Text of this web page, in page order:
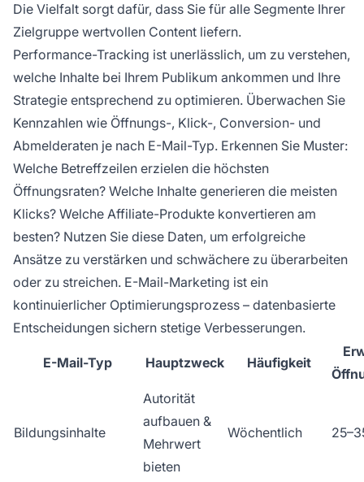
Die Vielfalt sorgt dafür, dass Sie für alle Segmente Ihrer
Zielgruppe wertvollen Content liefern.
Performance-Tracking ist unerlässlich, um zu verstehen,
welche Inhalte bei Ihrem Publikum ankommen und Ihre
Strategie entsprechend zu optimieren. Überwachen Sie
Kennzahlen wie Öffnungs-, Klick-, Conversion- und
Abmelderaten je nach E-Mail-Typ. Erkennen Sie Muster:
Welche Betreffzeilen erzielen die höchsten
Öffnungsraten? Welche Inhalte generieren die meisten
Klicks? Welche Affiliate-Produkte konvertieren am
besten? Nutzen Sie diese Daten, um erfolgreiche
Ansätze zu verstärken und schwächere zu überarbeiten
oder zu streichen. E-Mail-Marketing ist ein
kontinuierlicher Optimierungsprozess – datenbasierte
Entscheidungen sichern stetige Verbesserungen.
E-Mail-Typ Hauptzweck Häufigkeit
Bildungsinhalte
Autorität
aufbauen &
Mehrwert
bieten
Wöchentlich